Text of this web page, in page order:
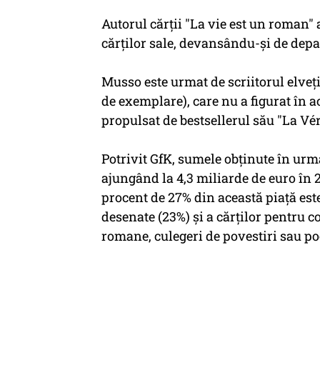
Autorul cărţii "La vie est un roman"
cărţilor sale, devansându-şi de
Musso este urmat de scriitorul
de exemplare), care nu a figurat în
propulsat de bestsellerul său "La
Potrivit GfK, sumele obţinute în
ajungând la 4,3 miliarde de euro în
procent de 27% din această piaţă
desenate (23%) şi a cărţilor pentru
romane, culegeri de povestiri sau